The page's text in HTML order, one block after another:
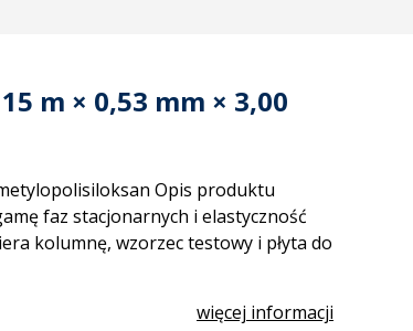
m × 0,53 mm × 3,00
Opis produktu
faz stacjonarnych i elastyczność
kolumnę, wzorzec testowy i płyta do
więcej informacji